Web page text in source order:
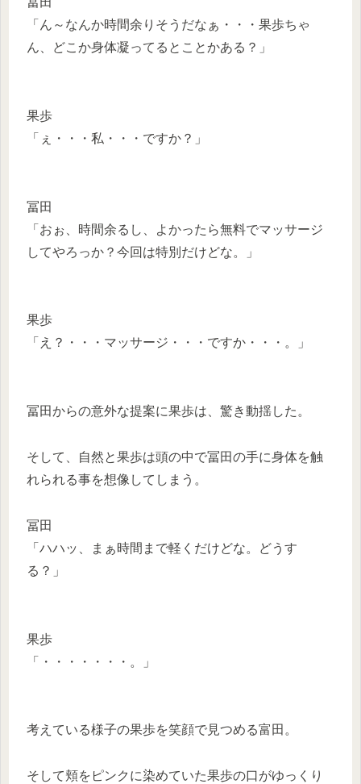
「ん～なんか時間余りそうだなぁ・・・果歩ちゃ
ん、どこか身体凝ってるとことかある？」
果歩
「ぇ・・・私・・・ですか？」
冨田
「おぉ、時間余るし、よかったら無料でマッサージ
してやろっか？今回は特別だけどな。」
果歩
「え？・・・マッサージ・・・ですか・・・。」
冨田からの意外な提案に果歩は、驚き動揺した。
そして、自然と果歩は頭の中で冨田の手に身体を触
れられる事を想像してしまう。
冨田
「ハハッ、まぁ時間まで軽くだけどな。どうす
る？」
果歩
「・・・・・・・。」
考えている様子の果歩を笑顔で見つめる富田。
そして頬をピンクに染めていた果歩の口がゆっくり